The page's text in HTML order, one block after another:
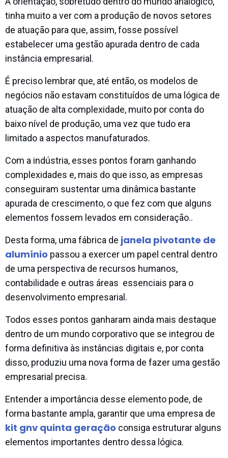
tinha muito a ver com a produção de novos setores
de atuação para que, assim, fosse possível
estabelecer uma gestão apurada dentro de cada
instância empresarial.
É preciso lembrar que, até então, os modelos de
negócios não estavam constituídos de uma lógica de
atuação de alta complexidade, muito por conta do
baixo nível de produção, uma vez que tudo era
limitado a aspectos manufaturados.
Com a indústria, esses pontos foram ganhando
complexidades e, mais do que isso, as empresas
conseguiram sustentar uma dinâmica bastante
apurada de crescimento, o que fez com que alguns
elementos fossem levados em consideração..
Desta forma, uma fábrica de janela pivotante de
alumínio passou a exercer um papel central dentro
de uma perspectiva de recursos humanos,
contabilidade e outras áreas essenciais para o
desenvolvimento empresarial.
Todos esses pontos ganharam ainda mais destaque
dentro de um mundo corporativo que se integrou de
forma definitiva às instâncias digitais e, por conta
disso, produziu uma nova forma de fazer uma gestão
empresarial precisa.
Entender a importância desse elemento pode, de
forma bastante ampla, garantir que uma empresa de
kit gnv quinta geração consiga estruturar alguns
elementos importantes dentro dessa lógica.